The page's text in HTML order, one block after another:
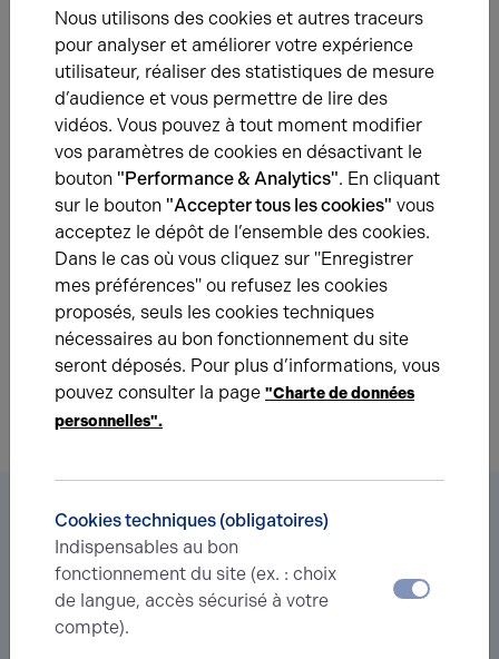
demande ! Vous retrouverez les chiffres de l’O2iE.
Une question ?
Prenez contact avec nos experts pour vous
accompagner dans votre projet d’immobilier
d’entreprise.
Je prends contact
Vous êtes à la recherche d’un bien
immobilier ?
Déléguez votre projet à nos experts et soyez prévenus des
nouvelles offres en
Nous utilisons des cookies et autres traceurs
pour analyser et améliorer votre expérience
utilisateur, réaliser des statistiques de mesure
d’audience et vous permettre de lire des
vidéos. Vous pouvez à tout moment modifier
vos paramètres de cookies en désactivant le
bouton "Performance & Analytics". En cliquant
sur le bouton "Accepter tous les cookies" vous
acceptez le dépôt de l’ensemble des cookies.
Dans le cas où vous cliquez sur "Enregistrer
mes préférences" ou refusez les cookies
proposés, seuls les cookies techniques
nécessaires au bon fonctionnement du site
seront déposés. Pour plus d’informations, vous
pouvez consulter la page "Charte de données
personnelles".
Cookies techniques (obligatoires)
Indispensables au bon
fonctionnement du site (ex. : choix
de langue, accès sécurisé à votre
compte).